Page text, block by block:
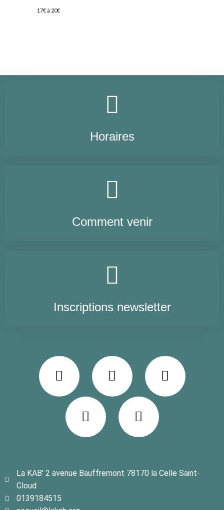
17€ à 20€
Horaires
Comment venir
Inscriptions newsletter
La KAB' 2 avenue Bauffremont 78170 la Celle Saint-
Cloud
0139184515